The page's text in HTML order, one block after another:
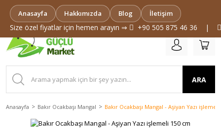
0(533) 644 44 45
ARA
Anasayfa Bakır Ocakbaşı Mangal Bakır Ocakbaşı Mangal - Aşiyan Yazı
Anasayfa Hakkımızda Blog İletişim
Size özel fiyatlar için hemen arayın ⇒ +90 505 875 46 36 |